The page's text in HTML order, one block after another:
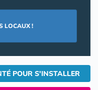
LOCAUX !
POUR S'INSTALLER